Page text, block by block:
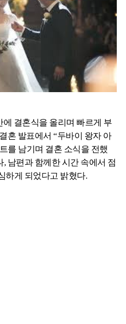
에 결혼식을 올리며 빠르게 부
혼 발표에서 “두바이 왕자 아
를 남기며 결혼 소식을 전했
남편과 함께한 시간 속에서 점
하게 되었다고 밝혔다.